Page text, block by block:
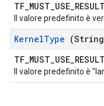
TF_MUST_USE_RESULT
Il valore predefinito è
KernelType (String
TF_MUST_USE_RESULT
Il valore predefinito è